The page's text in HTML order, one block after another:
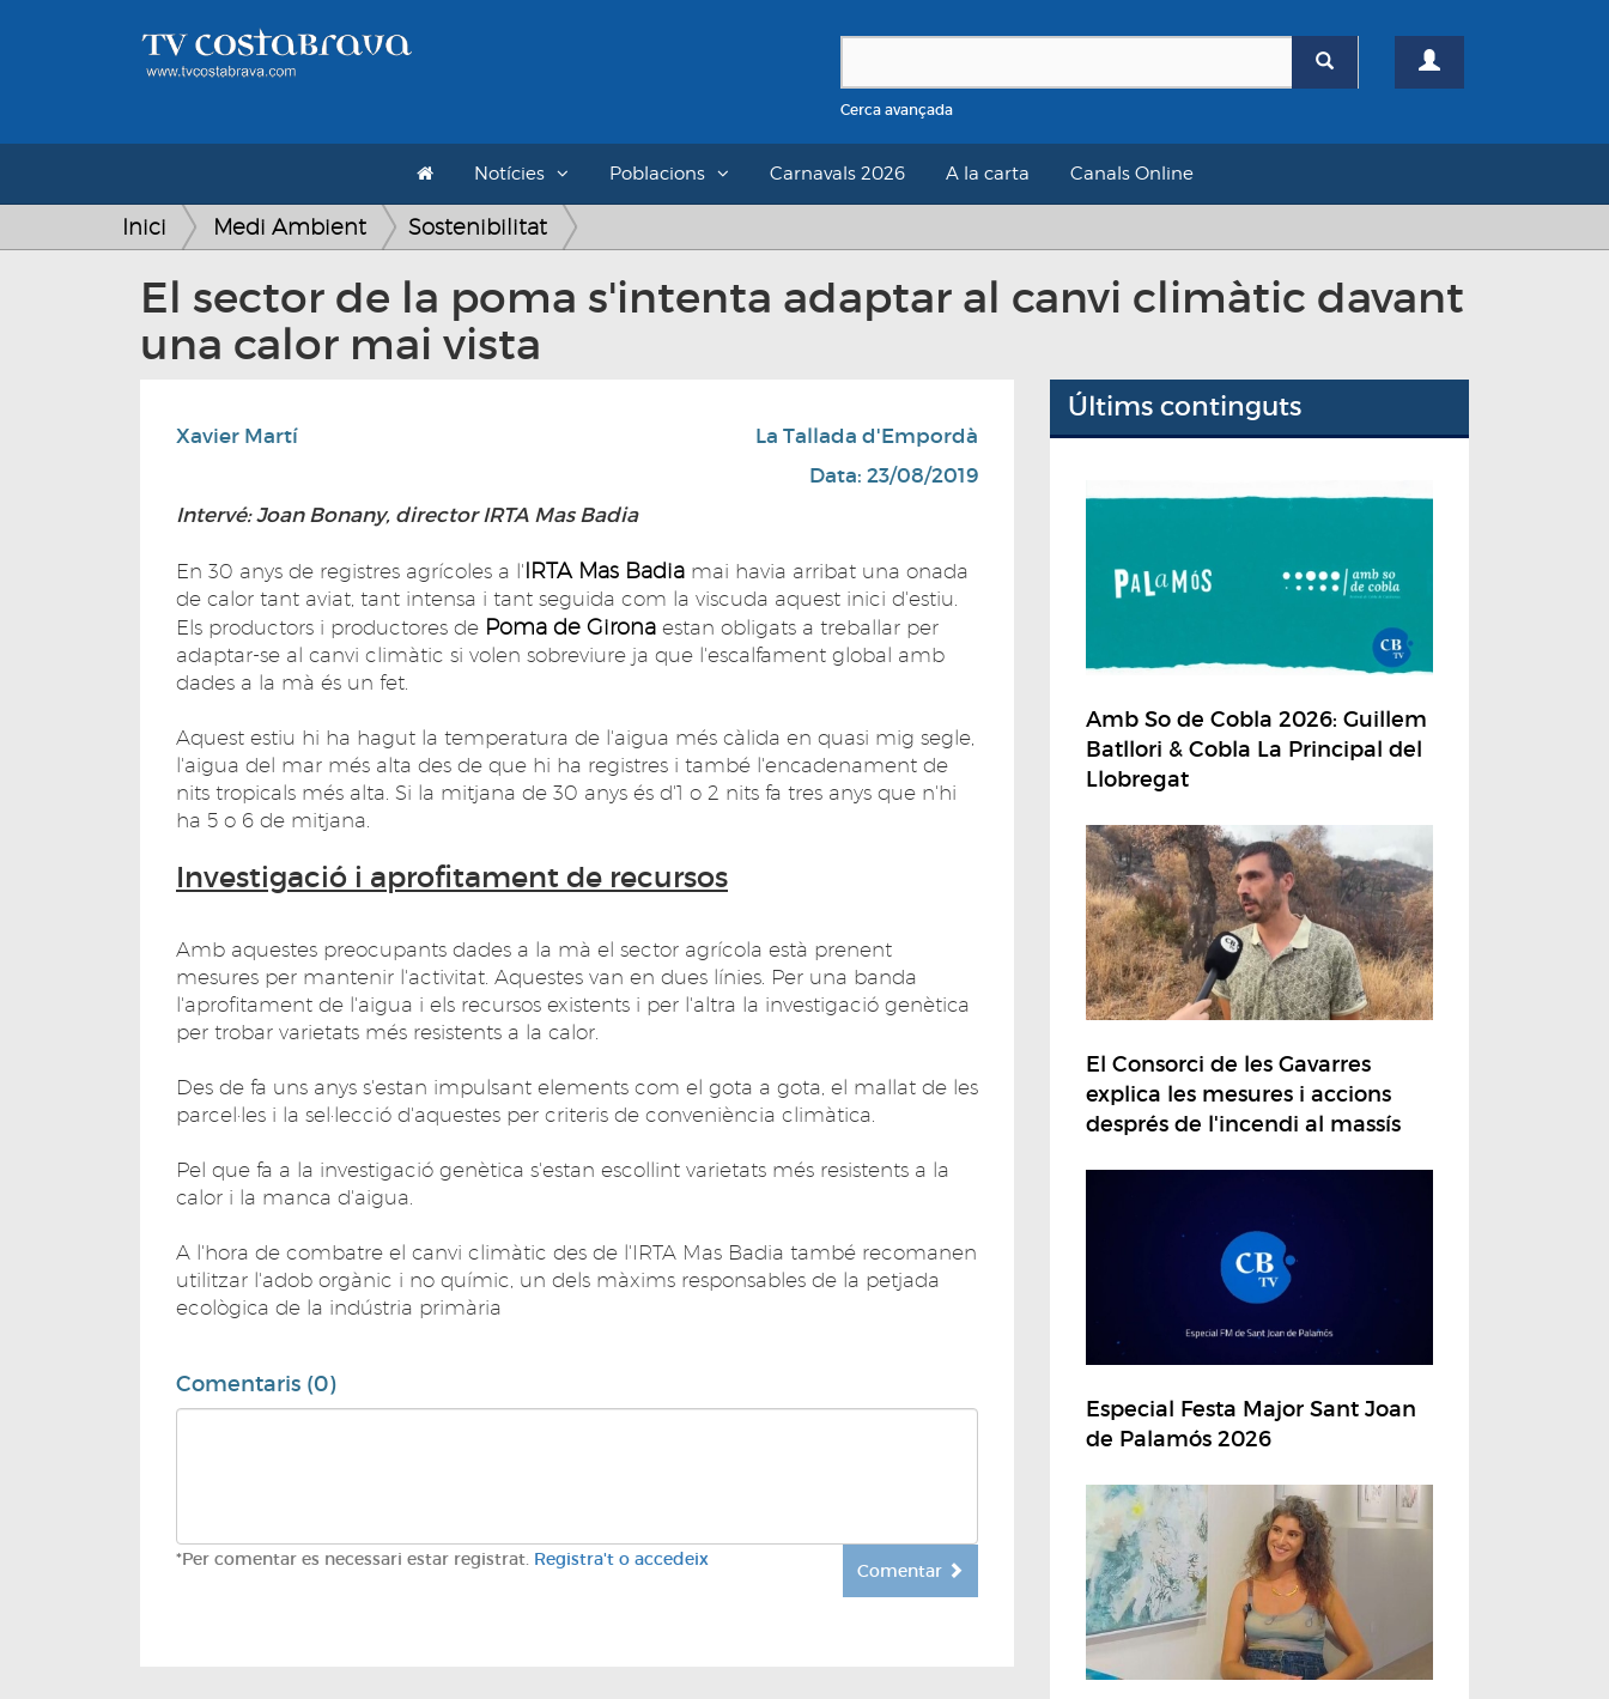
Cerca avançada
Notícies Poblacions Carnavals 2026 A la carta Canals Online
Inici Medi Ambient Sostenibilitat
El sector de la poma s'intenta adaptar al canvi climàtic davant
una calor mai vista
Xavier Martí
La Tallada d'Empordà
Data: 23/08/2019
Intervé: Joan Bonany, director IRTA Mas Badia
En 30 anys de registres agrícoles a l'IRTA Mas Badia mai havia arribat una onada
de calor tant aviat, tant intensa i tant seguida com la viscuda aquest inici d'estiu.
Els productors i productores de Poma de Girona estan obligats a treballar per
adaptar-se al canvi climàtic si volen sobreviure ja que l'escalfament global amb
dades a la mà és un fet.
Aquest estiu hi ha hagut la temperatura de l'aigua més càlida en quasi mig segle,
l'aigua del mar més alta des de que hi ha registres i també l'encadenament de
nits tropicals més alta. Si la mitjana de 30 anys és d'1 o 2 nits fa tres anys que n'hi
ha 5 o 6 de mitjana.
Investigació i aprofitament de recursos
Amb aquestes preocupants dades a la mà el sector agrícola està prenent
mesures per mantenir l'activitat. Aquestes van en dues línies. Per una banda
l'aprofitament de l'aigua i els recursos existents i per l'altra la investigació genètica
per trobar varietats més resistents a la calor.
Des de fa uns anys s'estan impulsant elements com el gota a gota, el mallat de les
parcel·les i la sel·lecció d'aquestes per criteris de conveniència climàtica.
Pel que fa a la investigació genètica s'estan escollint varietats més resistents a la
calor i la manca d'aigua.
A l'hora de combatre el canvi climàtic des de l'IRTA Mas Badia també recomanen
utilitzar l'adob orgànic i no químic, un dels màxims responsables de la petjada
ecològica de la indústria primària
Comentaris (0)
*Per comentar es necessari estar registrat. Registra't o accedeix
Comentar
Últims continguts
Amb So de Cobla 2026: Guillem
Batllori & Cobla La Principal del
Llobregat
El Consorci de les Gavarres
explica les mesures i accions
després de l'incendi al massís
Especial Festa Major Sant Joan
de Palamós 2026